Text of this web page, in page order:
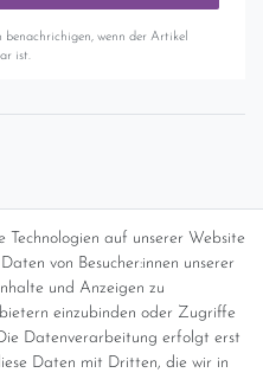
benachrichigen, wenn der Artikel
ist.
Technologien auf unserer Website
von Besucher:innen unserer
und Anzeigen zu
einzubinden oder Zugriffe
Datenverarbeitung erfolgt erst
Daten mit Dritten, die wir in
(8,49 Euro ) inkl. MwSt.